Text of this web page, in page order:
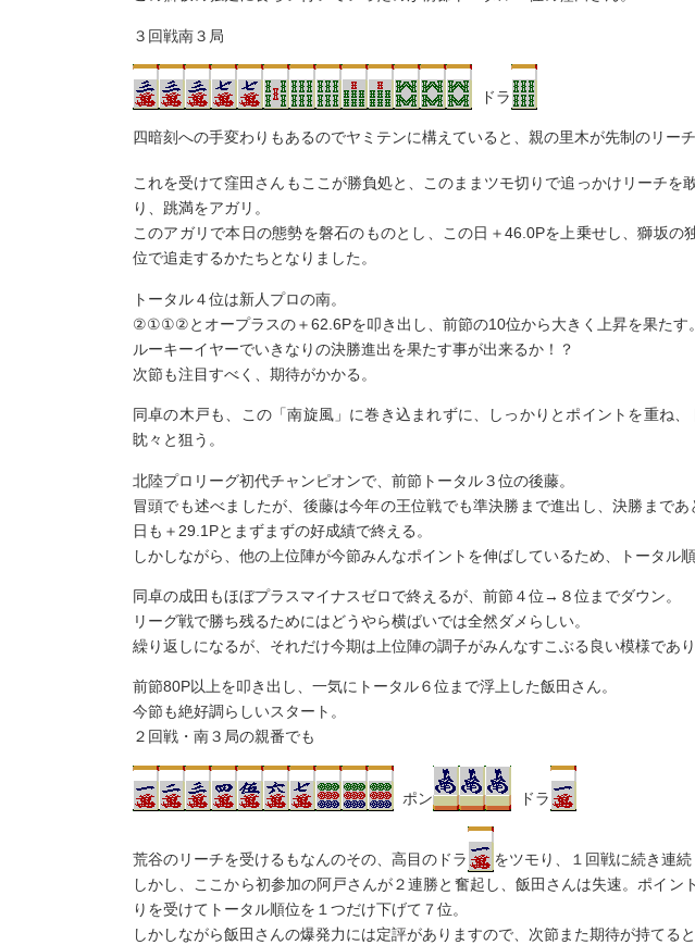
３回戦南３局
ドラ
四暗刻への手変わりもあるのでヤミテンに構えていると、親の里木が先制のリーチ
これを受けて窪田さんもここが勝負処と、このままツモ切りで追っかけリーチを
り、跳満をアガリ。
このアガリで本日の態勢を磐石のものとし、この日＋46.0Pを上乗せし、獅坂の
位で追走するかたちとなりました。
トータル４位は新人プロの南。
②①①②とオープラスの＋62.6Pを叩き出し、前節の10位から大きく上昇を果たす。
ルーキーイヤーでいきなりの決勝進出を果たす事が出来るか！？
次節も注目すべく、期待がかかる。
同卓の木戸も、この「南旋風」に巻き込まれずに、しっかりとポイントを重ね
眈々と狙う。
北陸プロリーグ初代チャンピオンで、前節トータル３位の後藤。
冒頭でも述べましたが、後藤は今年の王位戦でも準決勝まで進出し、決勝まで
日も＋29.1Pとまずまずの好成績で終える。
しかしながら、他の上位陣が今節みんなポイントを伸ばしているため、トータル
同卓の成田もほぼプラスマイナスゼロで終えるが、前節４位→８位までダウン。
リーグ戦で勝ち残るためにはどうやら横ばいでは全然ダメらしい。
繰り返しになるが、それだけ今期は上位陣の調子がみんなすこぶる良い模様であり
前節80P以上を叩き出し、一気にトータル６位まで浮上した飯田さん。
今節も絶好調らしいスタート。
２回戦・南３局の親番でも
ポン ドラ
荒谷のリーチを受けるもなんのその、高目のドラ
をツモり、１回戦に続き連
しかし、ここから初参加の阿戸さんが２連勝と奮起し、飯田さんは失速。ポイ
りを受けてトータル順位を１つだけ下げて７位。
しかしながら飯田さんの爆発力には定評がありますので、次節また期待が持てると